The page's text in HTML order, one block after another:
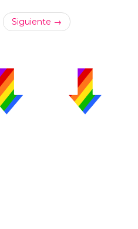
Siguiente →